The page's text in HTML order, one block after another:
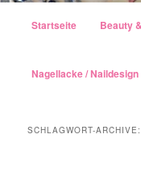
Zum Inhalt wechseln
Zum sekundären
Startseite Beauty
Nagellacke / Naildesign
SCHLAGWORT-